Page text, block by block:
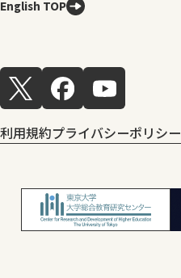
English TOP
利用規約プライバシーポリシー